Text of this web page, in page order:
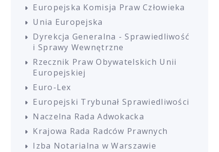
Europejska Komisja Praw Człowieka
Unia Europejska
Dyrekcja Generalna - Sprawiedliwość
i Sprawy Wewnętrzne
Rzecznik Praw Obywatelskich Unii
Europejskiej
Euro-Lex
Europejski Trybunał Sprawiedliwości
Naczelna Rada Adwokacka
Krajowa Rada Radców Prawnych
Izba Notarialna w Warszawie